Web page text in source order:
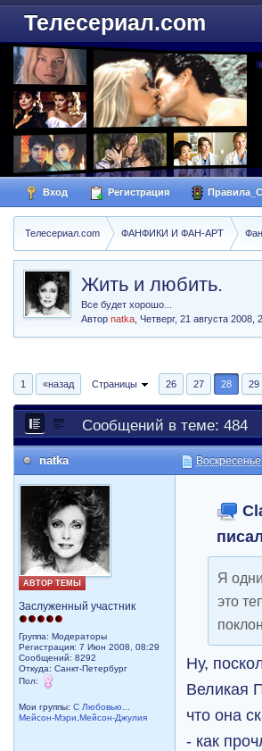
Телесериал.com
Вход Регистрация
Телесериал.com ФАНФИКИ И ФАН-АРТ
Жить и любить.
Все будет хорошо...
Авторnatka ,Четверг, 21 августа 2008,
1 «назад Страницы 26 27 28 29
Сообщений в теме: 484
natka
АВТОР ТЕМЫ
Заслуженный участник
Группа: Модераторы
Регистрация: 7 Июн 2008, 08:29
Сообщений: 8292
Откуда: Санкт-Петербург
Пол:
Мои группы:С Любовью...
Мейсон-Мэри,Мейсон-Джулия
Я
это
Ну,
Великая
что она
- как